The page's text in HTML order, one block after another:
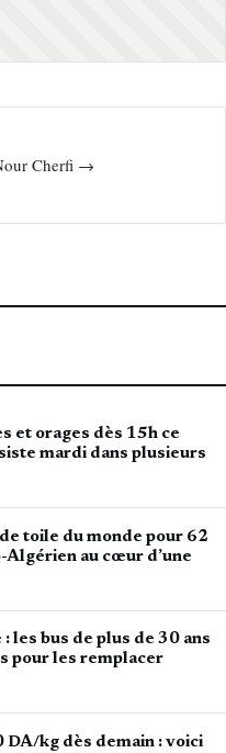
Cherfi →
et orages dès 15h ce
mardi dans plusieurs
toile du monde pour 62
Algérien au cœur d’une
les bus de plus de 30 ans
pour les remplacer
DA/kg dès demain : voici